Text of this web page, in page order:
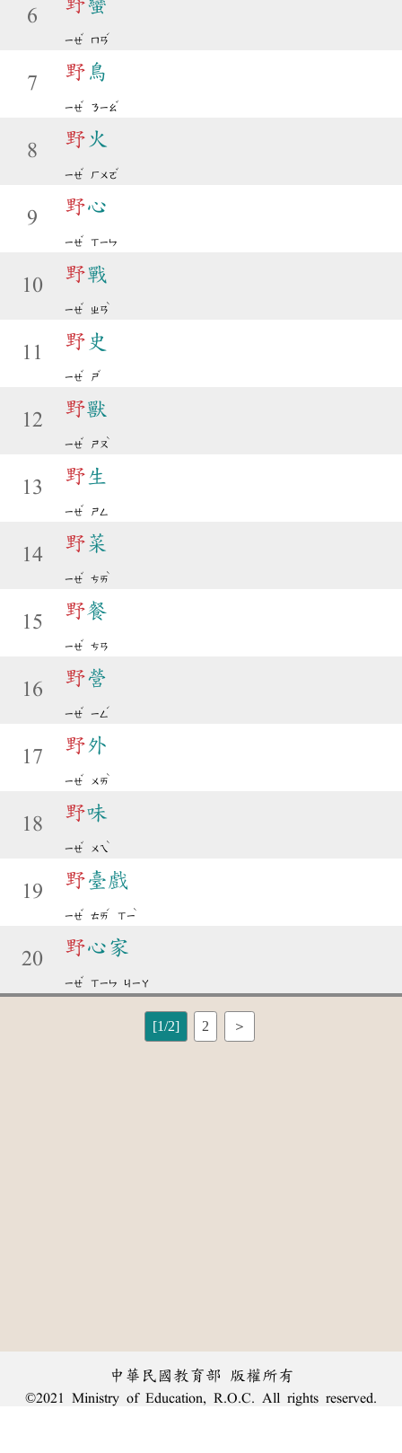
6
野蠻
ㄧㄝ
ˇ
ㄇㄢ
ˊ
7
野 鳥
ㄧㄝ
ˇ
ㄋㄧㄠ
ˇ
8
野 火
ㄧㄝ
ˇ
ㄏㄨㄛ
ˇ
9
野心
ㄧㄝ
ˇ
ㄒㄧㄣ
10
野戰
ㄧㄝ
ˇ
ㄓㄢ
ˋ
11
野 史
ㄧㄝ
ˇ
ㄕ
ˇ
12
野獸
ㄧㄝ
ˇ
ㄕㄡ
ˋ
13
野 生
ㄧㄝ
ˇ
ㄕㄥ
14
野 菜
ㄧㄝ
ˇ
ㄘㄞ
ˋ
15
野餐
ㄧㄝ
ˇ
ㄘㄢ
16
野營
ㄧㄝ
ˇ
ㄧㄥ
ˊ
17
野外
ㄧㄝ
ˇ
ㄨㄞ
ˋ
18
野味
ㄧㄝ
ˇ
ㄨㄟ
ˋ
19
野臺戲
ㄧㄝ
ˇ
ㄊㄞ
ˊ
ㄒㄧ
ˋ
20
野心家
ㄧㄝ
ˇ
ㄒㄧㄣ ㄐㄧㄚ
[1/2] 2 ＞
中華民國教育部 版權所有
©2021 Ministry of Education, R.O.C. All rights reserved.